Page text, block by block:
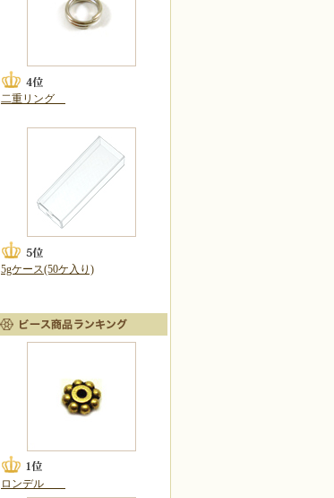
二重リング
5gケース(50ケ入り)
ロンデル